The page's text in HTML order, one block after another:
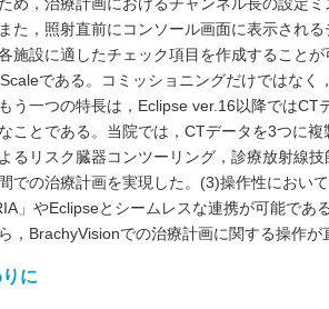
た，照射直前にコンソール画面に表示され
施設に適したチェック項目を作成すること
である。コミッショニングだけではな
う一つの特長は，Eclipse ver.16以降では
ことである。当院では，CTデータを3つに
るリスク臓器コンツーリング，診療放射線
での治療計画を実現した。(3)操作性におい
」やEclipseとシームレスな連携が可能で
，BrachyVisionでの治療計画に関する操作が
に